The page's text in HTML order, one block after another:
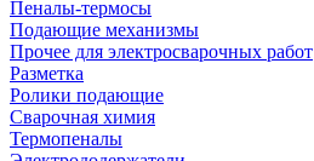
Пеналы-термосы
Подающие механизмы
Прочее для электросварочных работ
Разметка
Ролики подающие
Сварочная химия
Термопеналы